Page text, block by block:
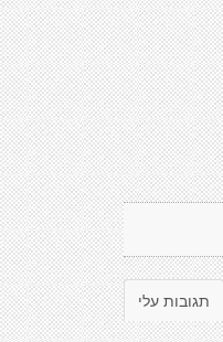
תגובות עלי